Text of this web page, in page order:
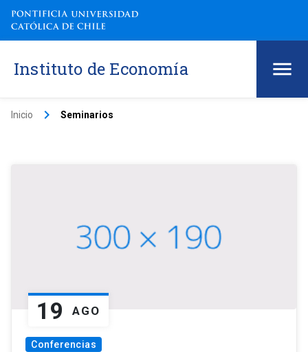
Instituto de Economía
Inicio keyboard_arrow_right Seminarios
19 AGO
Conferencias